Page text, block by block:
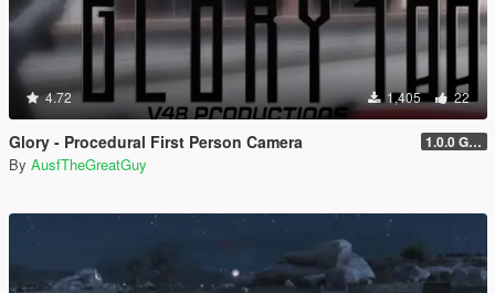
4.72 1,405 22
Glory - Procedural First Person Camera 1.0.0 Gold
By AusfTheGreatGuy